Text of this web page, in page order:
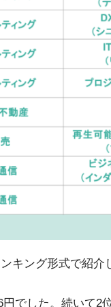
キング形式で紹介
でした。続いて2